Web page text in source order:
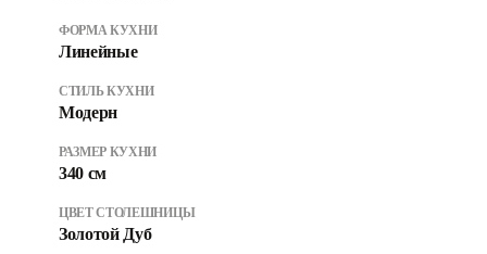
ФОРМА КУХНИ
Линейные
СТИЛЬ КУХНИ
Модерн
РАЗМЕР КУХНИ
340 см
ЦВЕТ СТОЛЕШНИЦЫ
Золотой Дуб